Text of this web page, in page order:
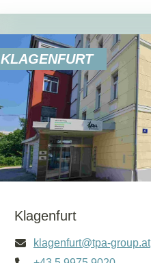
KLAGENFURT
Klagenfurt
klagenfurt@tpa-group.at